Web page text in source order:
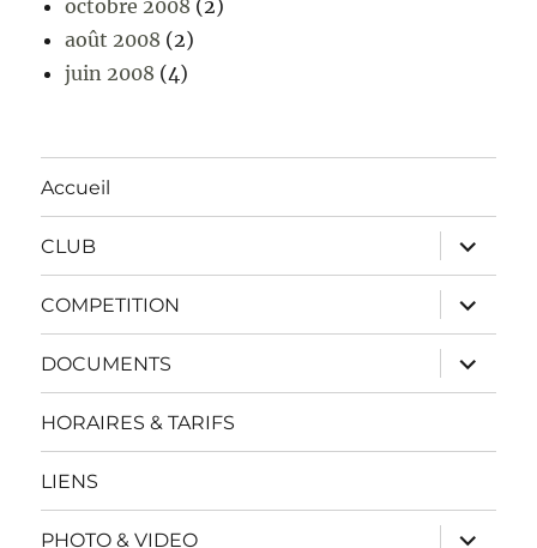
octobre 2008 (2)
août 2008 (2)
juin 2008 (4)
Accueil
CLUB
ouvrir
le
sous-
menu
COMPETITION
ouvrir
le
sous-
menu
DOCUMENTS
ouvrir
le
sous-
HORAIRES & TARIFS
LIENS
PHOTO & VIDEO
ouvrir